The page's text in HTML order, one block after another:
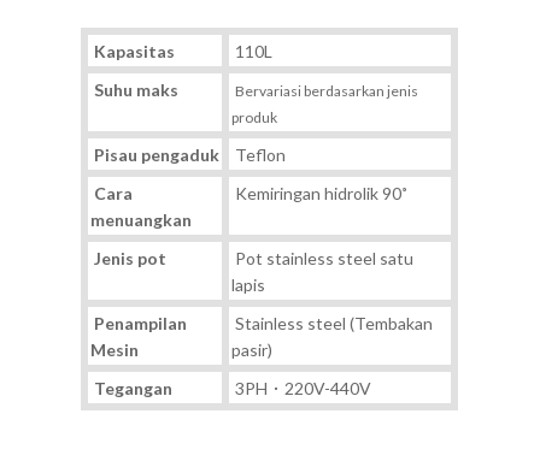
Kapasitas
110L
Suhu maks
Bervariasi berdasarkan jenis
produk
Pisau pengaduk
Teflon
Cara
menuangkan
Kemiringan hidrolik 90˚
Jenis pot
Pot stainless steel satu
lapis
Penampilan
Mesin
Stainless steel (Tembakan
pasir)
Tegangan
3PH．220V-440V